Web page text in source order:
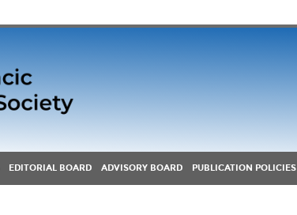
EDITORIAL BOARD ADVISORY BOARD PUBLICATION POLICIES